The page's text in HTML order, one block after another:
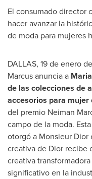
El consumado director
hacer avanzar la
de moda para mujeres
DALLAS, 19 de enero
Marcusanuncia a
de las colecciones de
accesorios para mujer
del premio Neiman
campo de la moda.
otorgó a Monsieur Dior
creativa de Dior recibe
creativa
significativo en la